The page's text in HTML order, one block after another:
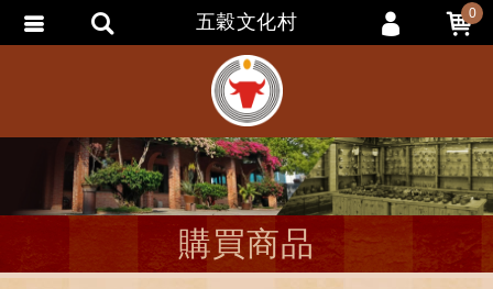
購買商品
五穀文化村 0
會員登入
會員註冊
忘記密碼
訂單查詢
追蹤清單
匯款通知